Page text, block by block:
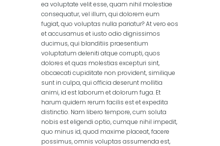
ea voluptate velit esse, quam nihil molestiae
consequatur, vel illum, qui dolorem eum
fugiat, quo voluptas nulla pariatur? At vero eos
et accusamus et iusto odio dignissimos
ducimus, qui blanditiis praesentium
voluptatum deleniti atque corrupti, quos
dolores et quas molestias excepturi sint,
obcaecati cupiditate non provident, similique
sunt in culpa, qui officia deserunt mollitia
animi, id est laborum et dolorum fuga. Et
harum quidem rerum facilis est et expedita
distinctio. Nam libero tempore, cum soluta
nobis est eligendi optio, cumque nihil impedit,
quo minus id, quod maxime placeat, facere
possimus, omnis voluptas assumenda est,